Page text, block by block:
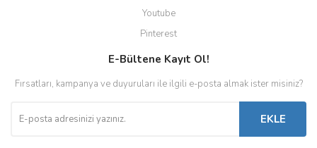
Youtube
Pinterest
E-Bültene Kayıt Ol!
Fırsatları, kampanya ve duyuruları ile ilgili e-posta almak ister misiniz?
EKLE